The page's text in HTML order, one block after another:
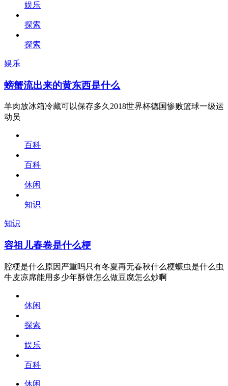
娱乐
探索
探索
娱乐
螃蟹流出来的黄东西是什么
羊肉放冰箱冷藏可以保存多久2018世界杯德国惨败篮球一级运
动员
百科
百科
休闲
知识
知识
容祖儿春卷是什么梗
腔梗是什么原因严重吗只有冬夏再无春秋什么梗蠊虫是什么虫
牛皮凉席能用多少年酥饼怎么做豆腐怎么炒啊
休闲
探索
娱乐
百科
休闲